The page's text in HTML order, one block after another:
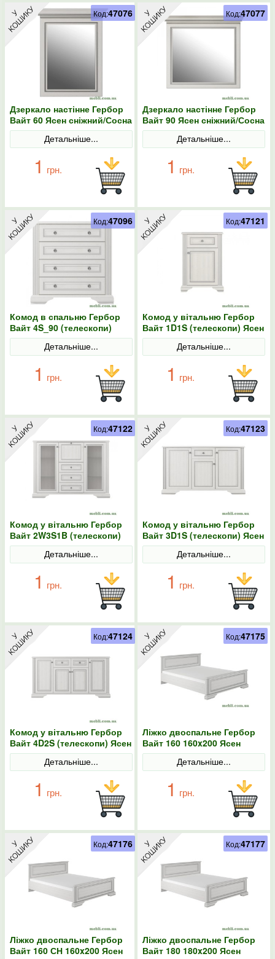
Дзеркало настінне Гербор
Вайт 60 Ясен сніжний/Сосна
срібна
Детальніше...
1 грн.
Код:47076
Дзеркало настінне Гербор
Вайт 90 Ясен сніжний/Сосна
срібна
Детальніше...
1 грн.
Код:47077
Комод в спальню Гербор
Вайт 4S_90 (телескопи)
Ясен сніжний/Сосна срібна
Детальніше...
1 грн.
Код:47096
Комод у вітальню Гербор
Вайт 1D1S (телескопи) Ясен
сніжний/Сосна срібна
Детальніше...
1 грн.
Код:47121
Комод у вітальню Гербор
Вайт 2W3S1B (телескопи)
Ясен сніжний/Сосна срібна
Детальніше...
1 грн.
Код:47122
Комод у вітальню Гербор
Вайт 3D1S (телескопи) Ясен
сніжний/Сосна срібна
Детальніше...
1 грн.
Код:47123
Комод у вітальню Гербор
Вайт 4D2S (телескопи) Ясен
сніжний/Сосна срібна
Детальніше...
1 грн.
Код:47124
Ліжко двоспальне Гербор
Вайт 160 160x200 Ясен
сніжний/Сосна срібна
Детальніше...
1 грн.
Код:47175
Ліжко двоспальне Гербор
Вайт 160 СН 160x200 Ясен
Код:47176
Ліжко двоспальне Гербор
Вайт 180 180x200 Ясен
Код:47177